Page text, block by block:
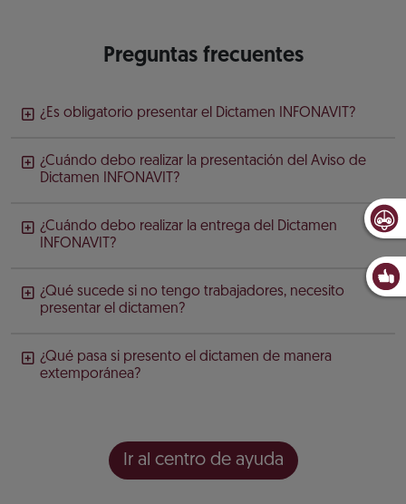
Preguntas frecuentes
¿Es obligatorio presentar el Dictamen INFONAVIT?
¿Cuándo debo realizar la presentación del Aviso de
Dictamen INFONAVIT?
¿Cuándo debo realizar la entrega del Dictamen
INFONAVIT?
¿Qué sucede si no tengo trabajadores, necesito
presentar el dictamen?
¿Qué pasa si presento el dictamen de manera
extemporánea?
Ir al centro de ayuda